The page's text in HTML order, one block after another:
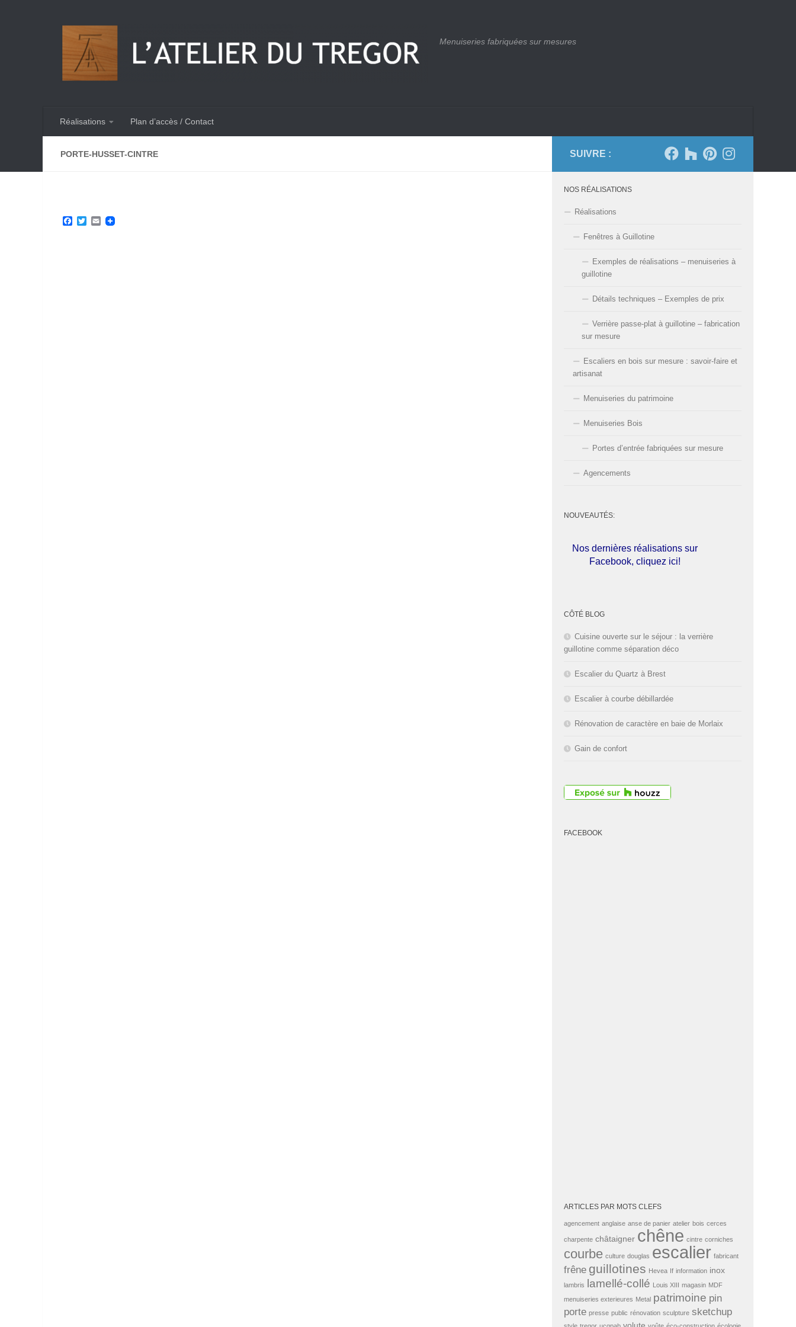
Menuiseries fabriquées sur mesures
Réalisations Plan d’accès / Contact
PORTE-HUSSET-CINTRE
Facebook
Twitter
Email
SUIVRE :
NOS RÉALISATIONS
Réalisations
Fenêtres à Guillotine
Exemples de réalisations – menuiseries à
guillotine
Détails techniques – Exemples de prix
Verrière passe-plat à guillotine – fabrication
sur mesure
Escaliers en bois sur mesure : savoir-faire et
artisanat
Menuiseries du patrimoine
Menuiseries Bois
Portes d’entrée fabriquées sur mesure
Agencements
NOUVEAUTÉS:
Nos dernières réalisations sur
Facebook, cliquez ici!
congés d'été du
CÔTÉ BLOG
Cuisine ouverte sur le séjour : la verrière
guillotine comme séparation déco
Escalier du Quartz à Brest
Escalier à courbe débillardée
Rénovation de caractère en baie de Morlaix
Gain de confort
FACEBOOK
ARTICLES PAR MOTS CLEFS
agencement anglaise anse de panier atelier bois cerces
charpente châtaigner chêne cintre corniches
courbe culture douglas escalier fabricant
frêne guillotines Hevea If information inox
lambris lamellé-collé Louis XIII magasin MDF
menuiseries exterieures Metal patrimoine pin
porte presse public rénovation sculpture sketchup